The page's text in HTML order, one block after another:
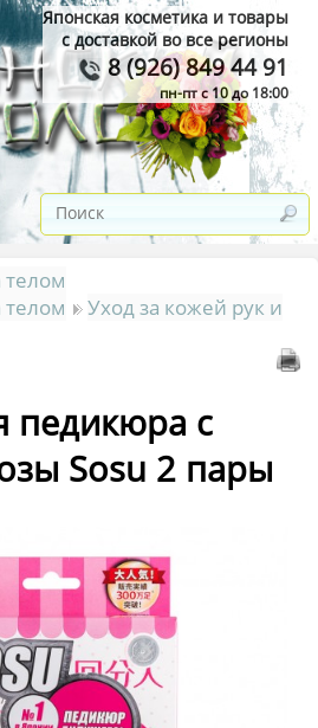
Японская косметика и товары
с доставкой во все регионы
8 (926) 849 44 91
пн-пт с 10 до 18:00
телом
телом
Уход за кожей рук и
педикюра с
Sosu 2 пары